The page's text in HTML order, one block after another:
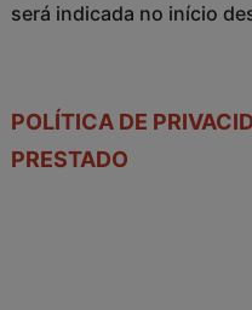
será indicada no início
POLÍTICA DE
PRESTADO